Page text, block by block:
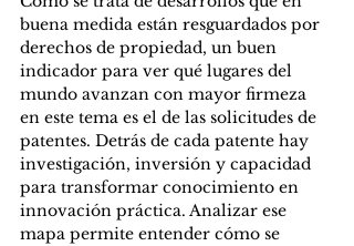
buena medida están resguardados por
derechos de propiedad, un buen
indicador para ver qué lugares del
mundo avanzan con mayor firmeza
en este tema es el de las solicitudes de
patentes. Detrás de cada patente hay
investigación, inversión y capacidad
para transformar conocimiento en
innovación práctica. Analizar ese
mapa permite entender cómo se